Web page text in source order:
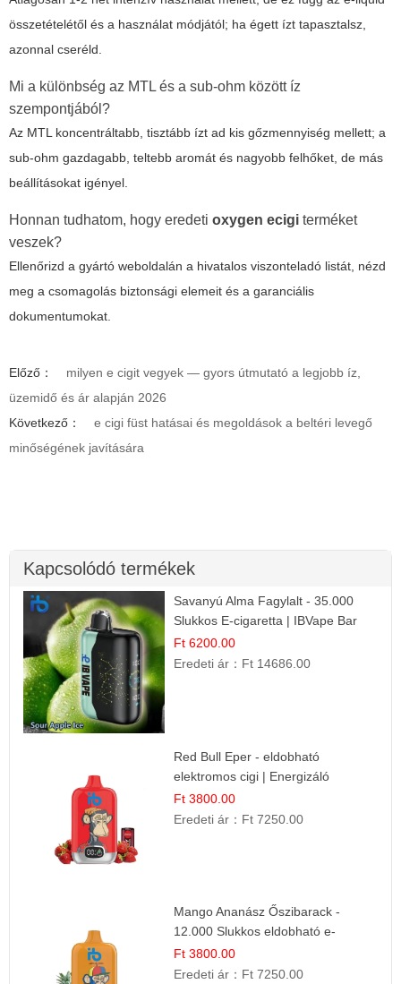
összetételétől és a használat módjától; ha égett ízt tapasztalsz,
azonnal cseréld.
Mi a különbség az MTL és a sub-ohm között íz
szempontjából?
Az MTL koncentráltabb, tisztább ízt ad kis gőzmennyiség mellett; a
sub-ohm gazdagabb, teltebb aromát és nagyobb felhőket, de más
beállításokat igényel.
Honnan tudhatom, hogy eredeti oxygen ecigi terméket
veszek?
Ellenőrizd a gyártó weboldalán a hivatalos viszonteladó listát, nézd
meg a csomagolás biztonsági elemeit és a garanciális
dokumentumokat.
Előző：
milyen e cigit vegyek — gyors útmutató a legjobb íz,
üzemidő és ár alapján 2026
Következő：
e cigi füst hatásai és megoldások a beltéri levegő
minőségének javítására
Kapcsolódó termékek
Savanyú Alma Fagylalt - 35.000
Slukkos E-cigaretta | IBVape Bar
Ft 6200.00
Eredeti ár： Ft 14686.00
Red Bull Eper - eldobható
elektromos cigi | Energizáló
Gyümölcs Íz
Ft 3800.00
Eredeti ár： Ft 7250.00
Mango Ananász Őszibarack -
12.000 Slukkos eldobható e-
Cigaretta
Ft 3800.00
Eredeti ár： Ft 7250.00